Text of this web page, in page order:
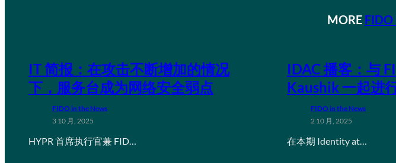
MORE FIDO
IT 简报：在攻击不断增加的情况
下，服务台成为网络安全弱点
FIDO in the News
3 10 月, 2025
HYPR 首席执行官兼 FID…
IDAC 播客：与
Kaushik 一起进
FIDO in the News
2 10 月, 2025
在本期 Identity at…